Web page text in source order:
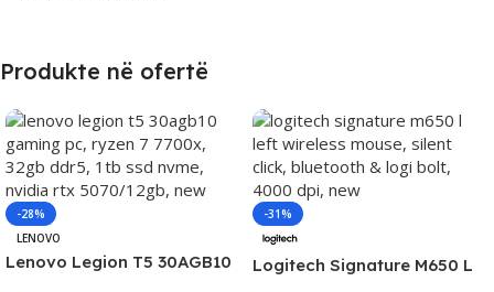
Produkte në ofertë
-28%
LENOVO
Lenovo Legion T5 30AGB10
-31%
Logitech Signature M650 L